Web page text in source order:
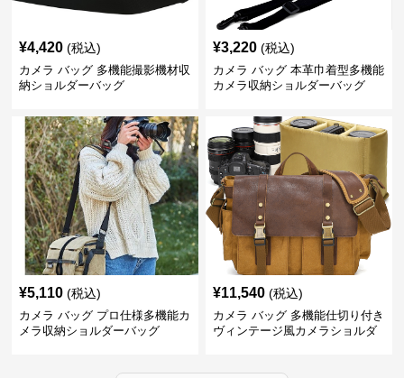
¥4,420 (税込)
カメラ バッグ 多機能撮影機材収
納ショルダーバッグ
¥3,220 (税込)
カメラ バッグ 本革巾着型多機能
カメラ収納ショルダーバッグ
¥5,110 (税込)
カメラ バッグ プロ仕様多機能カ
メラ収納ショルダーバッグ
¥11,540 (税込)
カメラ バッグ 多機能仕切り付き
ヴィンテージ風カメラショルダ